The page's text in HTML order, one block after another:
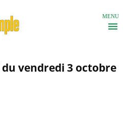
MENU
vendredi 3 octobre